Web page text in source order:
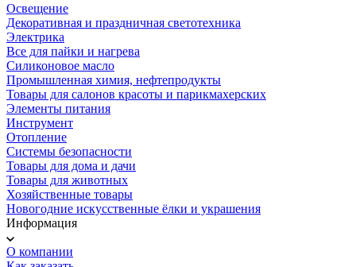
Освещение
Декоративная и праздничная светотехника
Электрика
Все для пайки и нагрева
Силиконовое масло
Промышленная химия, нефтепродукты
Товары для салонов красоты и парикмахерских
Элементы питания
Инструмент
Отопление
Системы безопасности
Товары для дома и дачи
Товары для животных
Хозяйственные товары
Новогодние искусственные ёлки и украшения
Информация
О компании